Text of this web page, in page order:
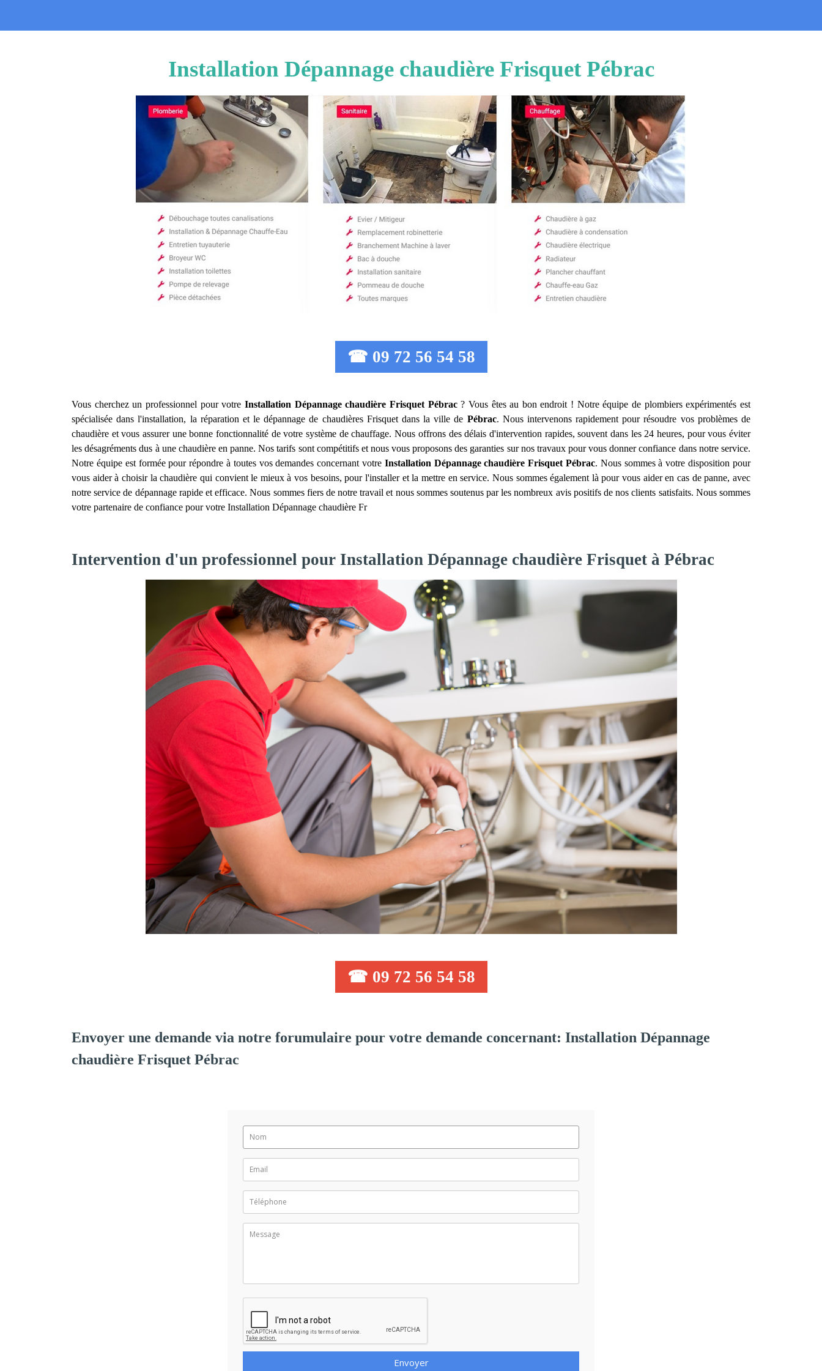
Installation Dépannage chaudière Frisquet Pébrac
☎ 09 72 56 54 58
Vous cherchez un professionnel pour votre Installation Dépannage chaudière Frisquet Pébrac? Vous êtes au bon endroit ! Notre équipe de plombiers expérimentés est
spécialisée dans l'installation, la réparation et le dépannage de chaudières Frisquet dans la ville de Pébrac. Nous intervenons rapidement pour résoudre vos problèmes de
chaudière et vous assurer une bonne fonctionnalité de votre système de chauffage. Nous offrons des délais d'intervention rapides, souvent dans les 24 heures, pour vous éviter
les désagréments dus à une chaudière en panne. Nos tarifs sont compétitifs et nous vous proposons des garanties sur nos travaux pour vous donner confiance dans notre service.
Notre équipe est formée pour répondre à toutes vos demandes concernant votre Installation Dépannage chaudière Frisquet Pébrac. Nous sommes à votre disposition pour
vous aider à choisir la chaudière qui convient le mieux à vos besoins, pour l'installer et la mettre en service. Nous sommes également là pour vous aider en cas de panne, avec
notre service de dépannage rapide et efficace. Nous sommes fiers de notre travail et nous sommes soutenus par les nombreux avis positifs de nos clients satisfaits. Nous sommes
votre partenaire de confiance pour votre Installation Dépannage chaudière Fr
Intervention d'un professionnel pour Installation Dépannage chaudière Frisquet à Pébrac
☎ 09 72 56 54 58
Envoyer une demande via notre forumulaire pour votre demande concernant: Installation Dépannage
chaudière Frisquet Pébrac
Envoyer